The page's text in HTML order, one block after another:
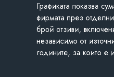
Графиката показва
фирмата през
брой отзиви,
независимо от
годините, за които е